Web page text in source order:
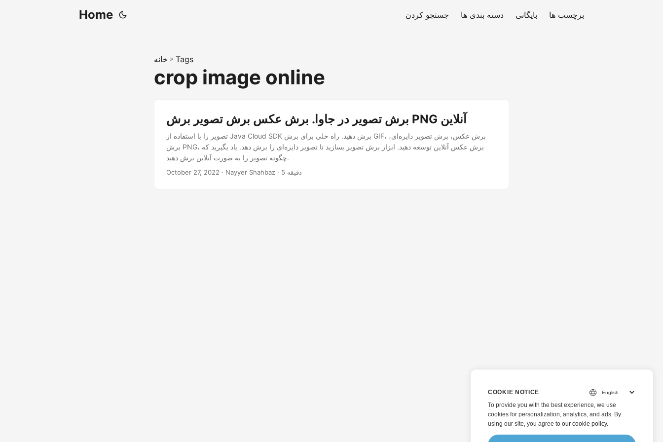
Home جستجو کردن دسته بندی ها بایگانی برچسب ها
خانه » Tags
crop image online
برش تصویر در جاوا. برش عکس برش تصویر برش PNG آنلاین
تصویر را با استفاده از Java Cloud SDK برش دهید. راه حلی برای برش GIF، برش عکس، برش تصویر دایره‌ای،
برش PNG، برش عکس آنلاین توسعه دهید. ابزار برش تصویر بسازید تا تصویر دایره‌ای را برش دهد. یاد بگیرید که
چگونه تصویر را به صورت آنلاین برش دهید.
October 27, 2022 · Nayyer Shahbaz · 5 دقیقه
COOKIE NOTICE
To provide you with the best experience, we use
cookies for personalization, analytics, and ads. By
using our site, you agree to our cookie policy.